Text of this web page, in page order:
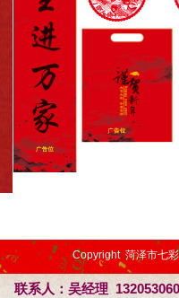
Copyright 菏泽市七
联系人：吴经理